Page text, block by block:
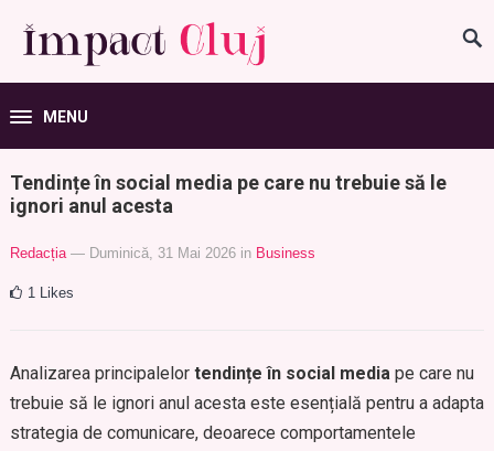
MENU
Tendințe în social media pe care nu trebuie să le
ignori anul acesta
Redacția — Duminică, 31 Mai 2026 in Business
1 Likes
Analizarea principalelor tendințe în social mediape care nu
trebuie să le ignori anul acesta este esențială pentru a adapta
strategia de comunicare, deoarece comportamentele